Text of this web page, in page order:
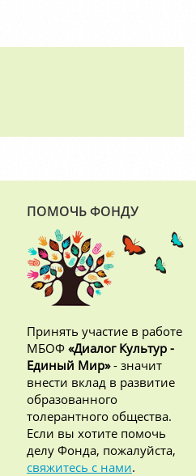
ПОМОЧЬ ФОНДУ
Принять участие в работе
МБОФ «Диалог Культур -
Единый Мир»- значит
внести вклад в развитие
образованного
толерантного общества.
Если вы хотите помочь
делу Фонда, пожалуйста,
свяжитесь с нами.